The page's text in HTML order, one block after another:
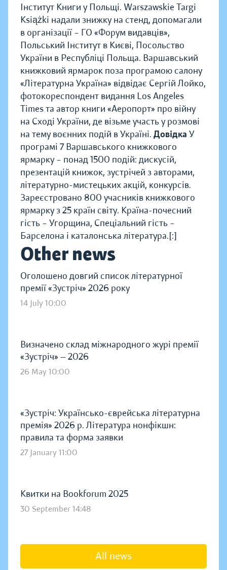
Інститут Книги у Польщі. Warszawskie Targi
Książki надали знижку на стенд, допомагали
в організації – ГО «Форум видавців»,
Польський Інститут в Києві, Посольство
України в Республіці Польща. Варшавський
книжковий ярмарок поза програмою салону
«Літературна Україна» відвідає Сергій Лойко,
фотокореспондент видання Los Angeles
Times та автор книги «Аеропорт» про війну
на Сході України, де візьме участь у розмові
на тему воєнних подій в Україні. Довідка У
програмі 7 Варшавського книжкового
ярмарку – понад 1500 подій: дискусій,
презентацій книжок, зустрічей з авторами,
літературно-мистецьких акцій, конкурсів.
Зареєстровано 800 учасників книжкового
ярмарку з 25 країн світу. Країна-почесний
гість – Угорщина, Спеціальний гість –
Барселона і каталонська література.[:]
Other news
Оголошено довгий список літературної
премії «Зустріч» 2026 року
14 July 10:00
Визначено склад міжнародного журі премії
«Зустріч» — 2026
26 May 10:00
«Зустріч: Українсько-єврейська літературна
премія» 2026 р. Література нонфікшн:
правила та форма заявки
27 January 11:00
Квитки на Bookforum 2025
30 September 14:48
All news